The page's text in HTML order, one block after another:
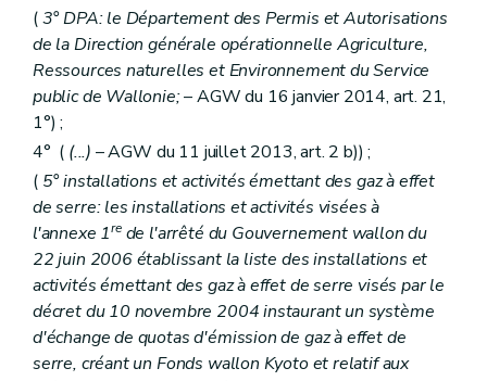
Art. 173
Art. 174
Art. 175
Art. 176
Sous-section 3 Déchets
Art. 178
Art. 179
Art. 180
Art. 181
Art. 182
Art. 183
Art. 184
Art. 185
Art. 186
Art. 187
Art. 188
Art. 189
(3° DPA: le Département des Permis et Autorisations
de la Direction générale opérationnelle Agriculture,
Ressources naturelles et Environnement du Service
public de Wallonie;– AGW du 16 janvier 2014, art. 21,
1°) ;
4° ( (...) – AGW du 11 juillet 2013, art. 2 b)) ;
( 5° installations et activités émettant des gaz à effet
de serre: les installations et activités visées à
l'annexe 1rede l'arrêté du Gouvernement wallon du
22 juin 2006 établissant la liste des installations et
activités émettant des gaz à effet de serre visés par le
décret du 10 novembre 2004 instaurant un système
d'échange de quotas d'émission de gaz à effet de
serre, créant un Fonds wallon Kyoto et relatif aux